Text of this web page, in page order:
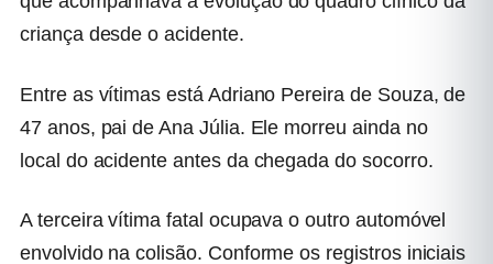
criança desde o acidente.
Entre as vítimas está Adriano Pereira de Souza, de
47 anos, pai de Ana Júlia. Ele morreu ainda no
local do acidente antes da chegada do socorro.
A terceira vítima fatal ocupava o outro automóvel
envolvido na colisão. Conforme os registros iniciais